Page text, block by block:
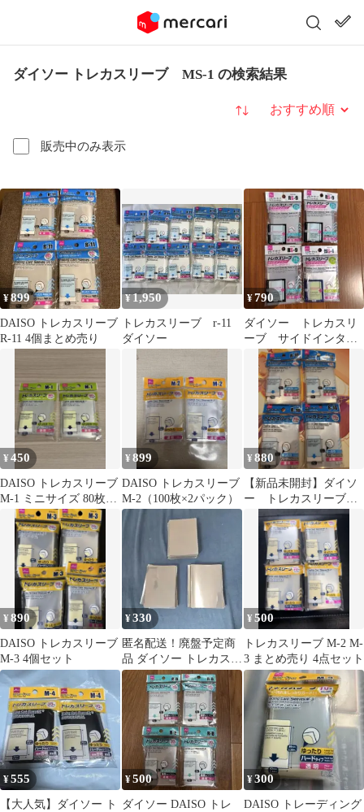
ダイソー トレカスリーブ MS-1 の検索結果
販売中のみ表示
並び替え
¥899
DAISO トレカスリーブ
R-11 4個まとめ売り
¥1,950
トレカスリーブ r-11
ダイソー
¥790
ダイソー トレカスリ
ーブ サイドインタイ
¥450
DAISO トレカスリーブ
M-1 ミニサイズ 80枚入
2個セット
¥899
DAISO トレカスリーブ
M-2（100枚×2パック）
¥880
【新品未開封】ダイソ
ー トレカスリーブ
R-10 70枚 4点セット
¥890
DAISO トレカスリーブ
M-3 4個セット
¥330
匿名配送！廃盤予定商
品 ダイソー トレカスリ
ーブ（Ｒ－１２） 120
枚＋予備
¥500
トレカスリーブ M-2 M-
3 まとめ売り 4点セット
¥555
【大人気】ダイソー ト
¥500
ダイソー DAISO トレ
¥300
DAISO トレーディング